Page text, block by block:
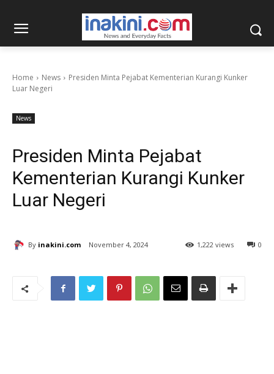
Home News
Presiden Minta Pejabat Kementerian Kurangi Kunker
Luar Negeri
News
Presiden Minta Pejabat
Kementerian Kurangi Kunker
Luar Negeri
By inakini.com November 4, 2024 0
1,222 views